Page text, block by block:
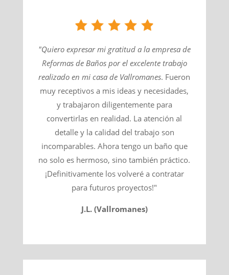
"Quiero expresar mi gratitud a la empresa de
Reformas de Baños por el excelente trabajo
realizado en mi casa de Vallromanes​. Fueron
muy receptivos a mis ideas y necesidades,
y trabajaron diligentemente para
convertirlas en realidad. La atención al
detalle y la calidad del trabajo son
incomparables. Ahora tengo un baño que
no solo es hermoso, sino también práctico.
¡Definitivamente los volveré a contratar
para futuros proyectos!"
J.L. (Vallromanes)